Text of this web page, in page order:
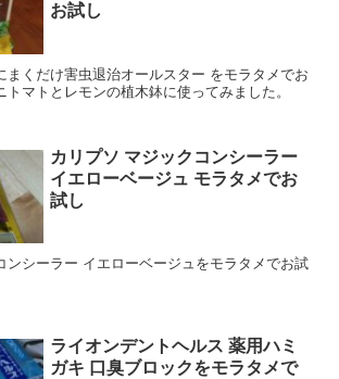
お試し
まくだけ害虫退治オールスター をモラタメでお
マトとレモンの植木鉢に使ってみました。
カリプソ マジックコンシーラー
イエローベージュ モラタメでお
試し
ンシーラー イエローベージュをモラタメでお試
ライオンデントヘルス 薬用ハミ
ガキ 口臭ブロックをモラタメで